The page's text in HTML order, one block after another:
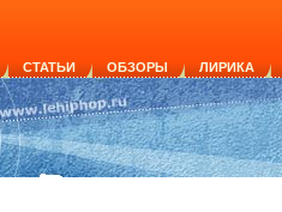
СТАТЬИ ОБЗОРЫ ЛИРИКА